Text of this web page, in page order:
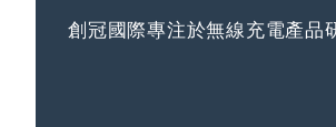
創冠國際專注於無線充電產品